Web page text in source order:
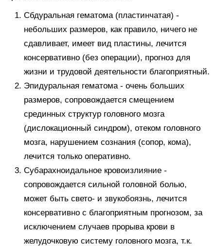
Сбдуральная гематома (пластинчатая) -
небольших размеров, как правило, ничего не
сдавливает, имеет вид пластины, лечится
консервативно (без операции), прогноз для
жизни и трудовой деятельности благоприятный.
Эпидуральная гематома - очень больших
размеров, сопровождается смещением
срединных структур головного мозга
(дислокационный синдром), отеком головного
мозга, нарушением сознания (сопор, кома),
лечится только оперативно.
Субарахноидальное кровоизлияние -
сопровождается сильной головной болью,
может быть свето- и звукобоязнь, лечится
консервативно с благоприятным прогнозом, за
исключением случаев прорыва крови в
желудочковую систему головного мозга, т.к.